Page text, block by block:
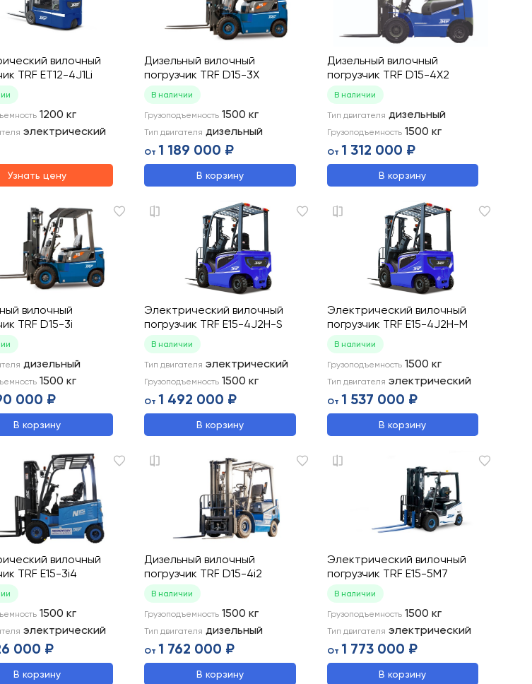
вилочный
TRF ET12-4J1Li
1200 кг
электрический
Узнать цену
Дизельный вилочный
погрузчик TRF D15-3X
В наличии
Грузоподъемность 1500 кг
Тип двигателя дизельный
От 1 189 000 ₽
В корзину
Дизельный вилочный
погрузчик TRF D15-4X2
В наличии
Тип двигателя дизельный
Грузоподъемность 1500 кг
От 1 312 000 ₽
В корзину
вилочный
TRF D15-3i
дизельный
1500 кг
000 ₽
В корзину
Электрический вилочный
погрузчик TRF E15-4J2H-S
В наличии
Тип двигателя электрический
Грузоподъемность 1500 кг
От 1 492 000 ₽
В корзину
Электрический вилочный
погрузчик TRF E15-4J2H-M
В наличии
Грузоподъемность 1500 кг
Тип двигателя электрический
От 1 537 000 ₽
В корзину
вилочный
TRF E15-3i4
1500 кг
электрический
000 ₽
В корзину
Дизельный вилочный
погрузчик TRF D15-4i2
В наличии
Грузоподъемность 1500 кг
Тип двигателя дизельный
От 1 762 000 ₽
В корзину
Электрический вилочный
погрузчик TRF E15-5M7
В наличии
Грузоподъемность 1500 кг
Тип двигателя электрический
От 1 773 000 ₽
В корзину